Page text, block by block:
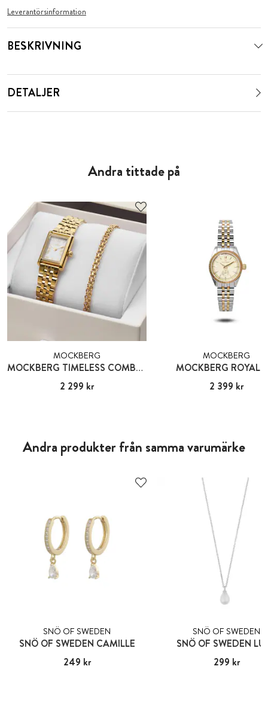
Leverantörsinformation
BESKRIVNING
DETALJER
Andra tittade på
MOCKBERG
MOCKBERG TIMELESS COMBO GOLD
Pris :2 299 kr
2 299 kr
MOCKBERG
MOCKBERG ROYAL
Pris :2 399 kr
2 399 kr
Andra produkter från samma varumärke
SNÖ OF SWEDEN
SNÖ OF SWEDEN CAMILLE
Pris:249 kr
249 kr
SNÖ OF SWEDEN
SNÖ OF SWEDEN
Pris:299 kr
299 kr